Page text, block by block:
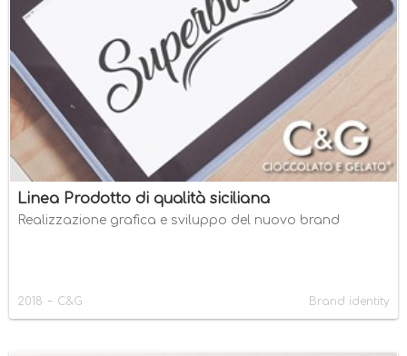
Linea Prodotto di qualità siciliana
Realizzazione grafica e sviluppo del nuovo brand
2018 - C&G Brand identity